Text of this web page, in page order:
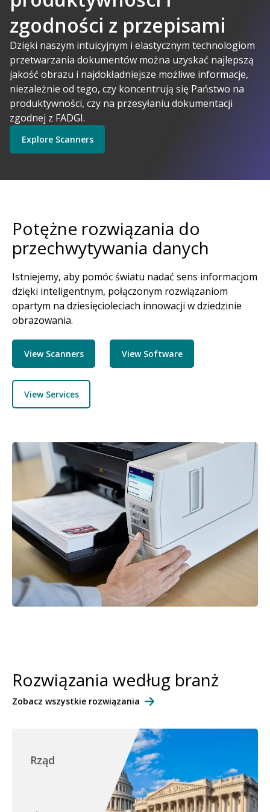
zgodności z przepisami
Dzięki naszym intuicyjnym i elastycznym technologiom
przetwarzania dokumentów można uzyskać najlepszą
jakość obrazu i najdokładniejsze możliwe informacje,
niezależnie od tego, czy koncentrują się Państwo na
produktywności, czy na przesyłaniu dokumentacji
zgodnej z FADGI.
Explore Scanners
A-Powered
Get Started
Kodak Alaris ma sens
Explore Software Explore Scanners
Explore Services
Potężne rozwiązania do
przechwytywania danych
Istniejemy, aby pomóc światu nadać sens informacjom
dzięki inteligentnym, połączonym rozwiązaniom
opartym na dziesięcioleciach innowacji w dziedzinie
obrazowania.
View Scanners View Software
View Services
Obraz
Rozwiązania według branż
Zobacz wszystkie rozwiązania
Rząd